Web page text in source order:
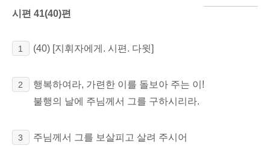
시편 41(40)편
1 (40) [지휘자에게. 시편. 다윗]
2
행복하여라, 가련한 이를 돌보아 주는 이!
불행의 날에 주님께서 그를 구하시리라.
3
주님께서 그를 보살피고 살려 주시어